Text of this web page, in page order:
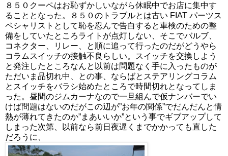
８５０クーペはお恥ずかしいながら休眠中でお店に集中す
ることとなった。８５０のトラブルとは古い FIAT パーツス
ペシャリストとして恥を忍んで告白すると車検のための整
備をしていたところライトが点灯しない、そこでバルブ、
コネクター、リレー、と順に追って行ったのだがどうやら
コラムスイッチの接触不良らしい。スイッチを交換しよう
と発注したところなんと以前は問題なく手に入ったものが
ただいま品切れ中、との事、ならばとステアリングコラム
とスイッチをバラシ始めたところで時間切れとなってしま
った。昼間のジムカーナなので一旦組んで仮ナンバーでい
けば問題はないのだがこの辺が”お年の関係”でだんだんと情
熱が薄れてきたのか”まあいいか”という事でギブアップして
しまった次第、以前なら前日夜遅くまでかかっても直した
だろうに、